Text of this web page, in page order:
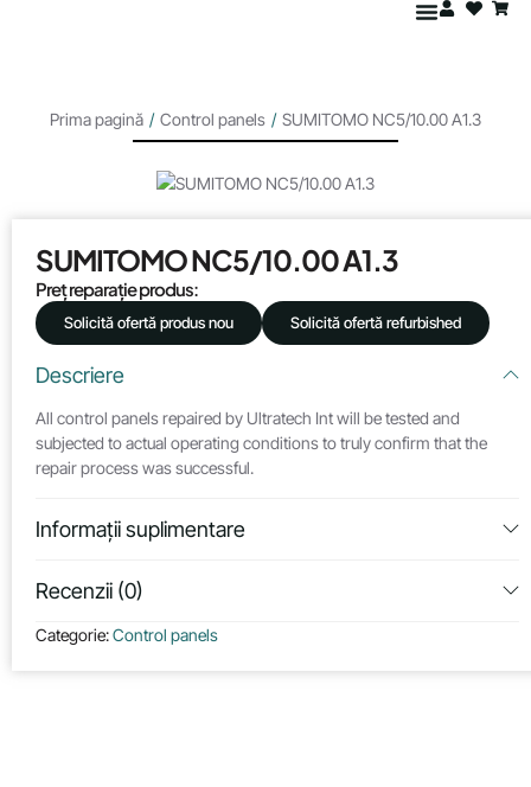
Prima pagină / Control panels / SUMITOMO NC5/10.00 A1.3
SUMITOMO NC5/10.00 A1.3
Preț reparație produs:
Solicită ofertă produs nou Solicită ofertă refurbished
Descriere
All control panels repaired by Ultratech Int will be tested and
subjected to actual operating conditions to truly confirm that the
repair process was successful.
Informații suplimentare
Recenzii (0)
Categorie:Control panels